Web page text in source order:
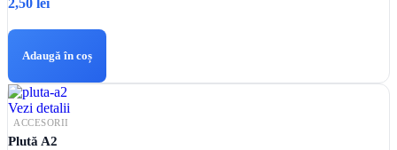
2,50 lei
Adaugă în coș
Vezi detalii
ACCESORII
Plută A2